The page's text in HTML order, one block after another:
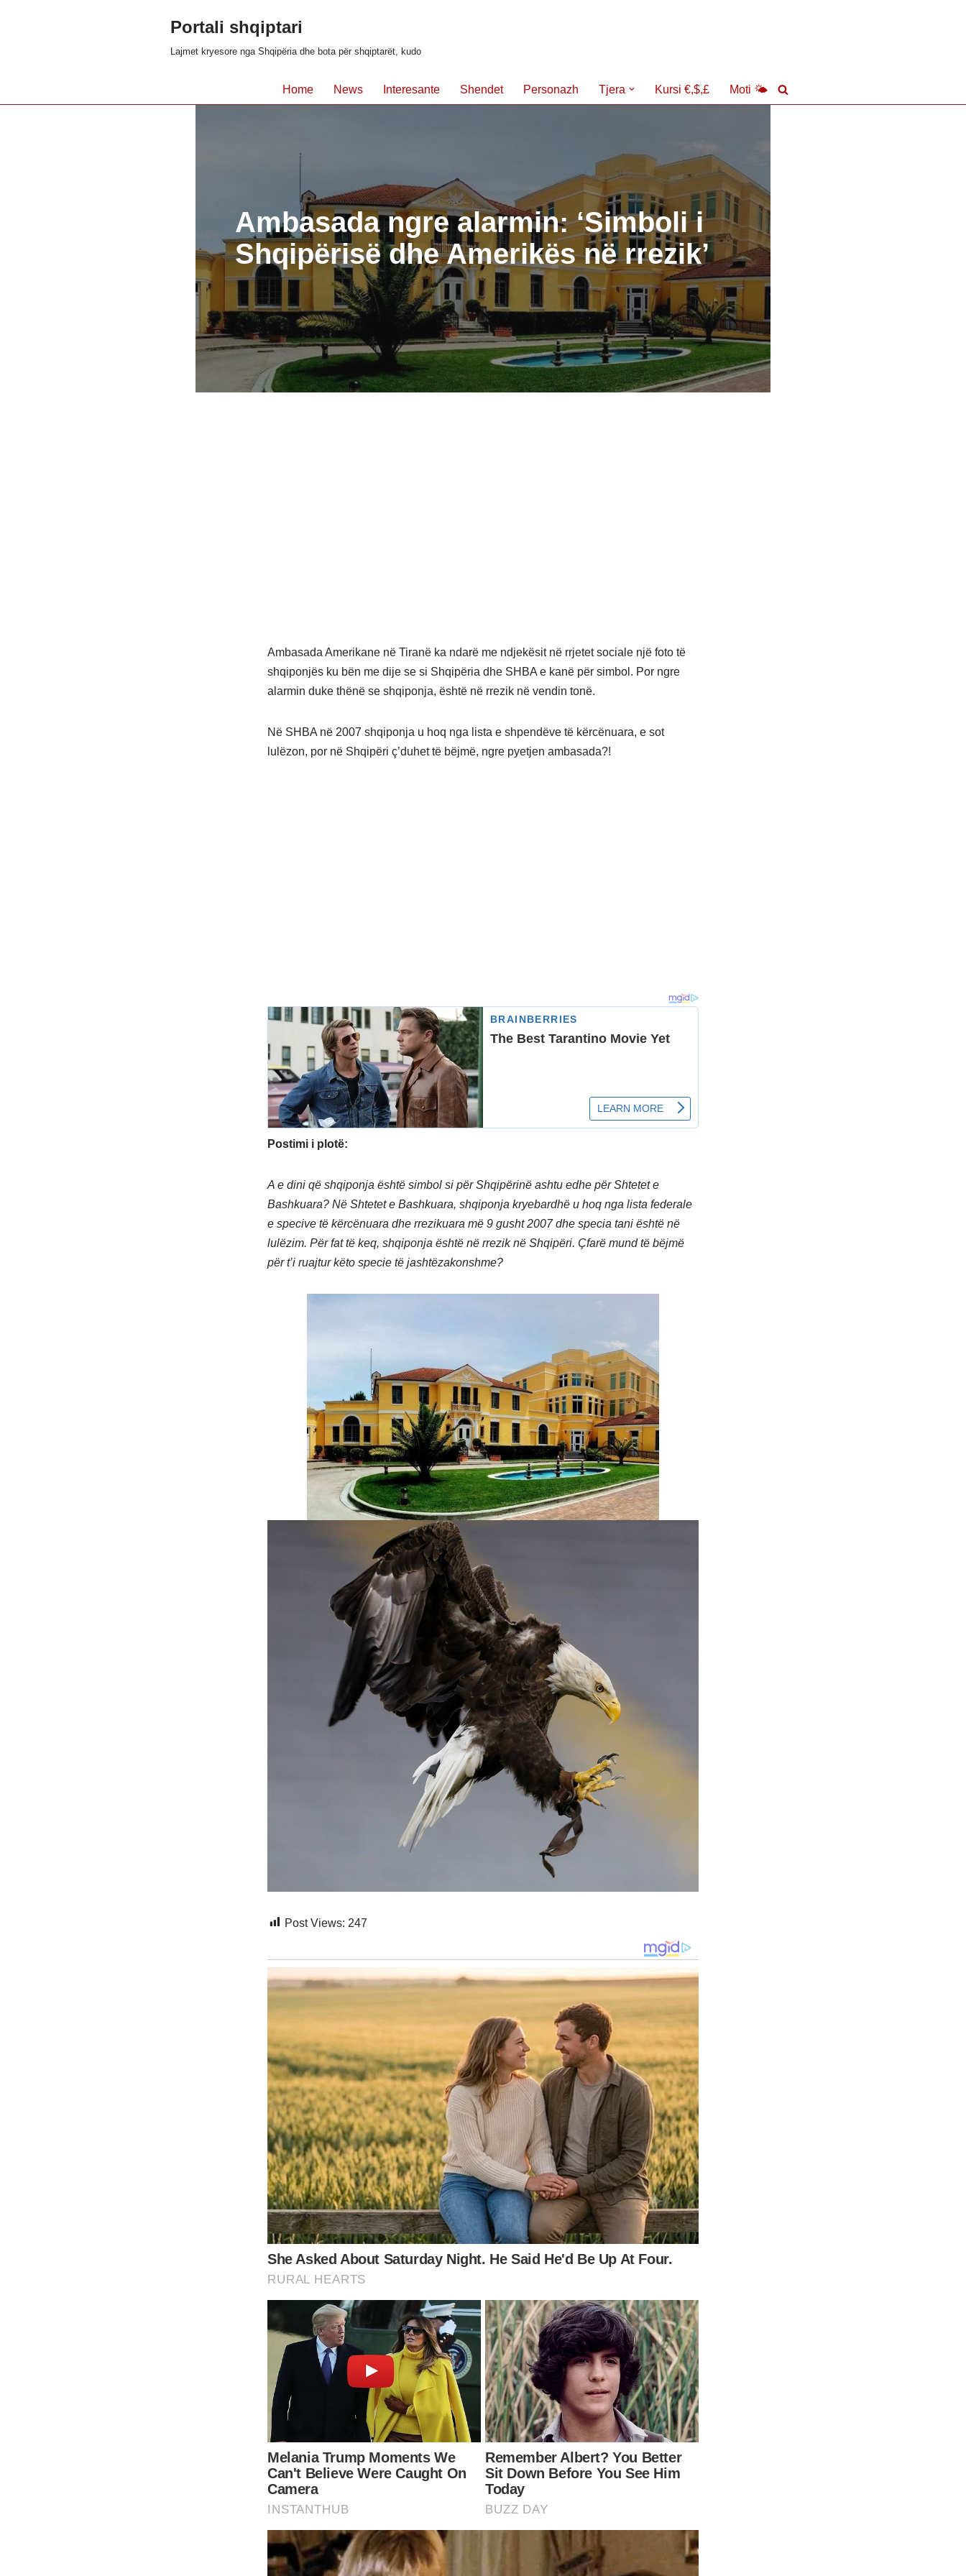
Portali shqiptari
Lajmet kryesore nga Shqipëria dhe bota për shqiptarët, kudo
Home News Interesante Shendet Personazh Tjera Kursi €,$,£ Moti 🌤
Ambasada ngre alarmin: ‘Simboli i
Shqipërisë dhe Amerikës në rrezik’
Ambasada Amerikane në Tiranë ka ndarë me ndjekësit në rrjetet sociale një foto të
shqiponjës ku bën me dije se si Shqipëria dhe SHBA e kanë për simbol. Por ngre
alarmin duke thënë se shqiponja, është në rrezik në vendin tonë.
Në SHBA në 2007 shqiponja u hoq nga lista e shpendëve të kërcënuara, e sot
lulëzon, por në Shqipëri ç’duhet të bëjmë, ngre pyetjen ambasada?!
Postimi i plotë:
A e dini që shqiponja është simbol si për Shqipërinë ashtu edhe për Shtetet e
Bashkuara? Në Shtetet e Bashkuara, shqiponja kryebardhë u hoq nga lista federale
e specive të kërcënuara dhe rrezikuara më 9 gusht 2007 dhe specia tani është në
lulëzim. Për fat të keq, shqiponja është në rrezik në Shqipëri. Çfarë mund të bëjmë
për t’i ruajtur këto specie të jashtëzakonshme?
Post Views: 247